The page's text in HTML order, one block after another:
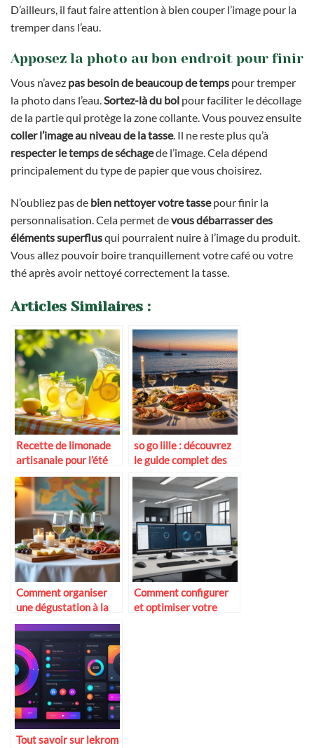
D’ailleurs, il faut faire attention à bien couper l’image pour la
tremper dans l’eau.
Apposez la photo au bon endroit pour finir
Vous n’avez pas besoin de beaucoup de temps pour tremper
la photo dans l’eau.Sortez-làdu bol pour faciliter le décollage
de la partie qui protège la zone collante. Vous pouvez ensuite
coller l’image au niveau de la tasse. Il ne reste plus qu’à
respecter le temps deséchagede l’image. Cela dépend
principalement du type de papier que vous choisirez.
N’oubliez pas de bien nettoyer votre tassepour finir la
personnalisation. Cela permet devousdébarrasser des
éléments superflusqui pourraient nuire à l’image du produit.
Vous allez pouvoir boire tranquillement votre café ou votre
thé après avoir nettoyé correctement la tasse.
Articles Similaires :
Recette de limonade
artisanale pour l’été
so go lille : découvrez
le guide complet des
activités et sorties
incontournables en
2025
Comment organiser
une dégustation à la
maison
Comment configurer
et optimiser votre
Tout savoir sur lekrom